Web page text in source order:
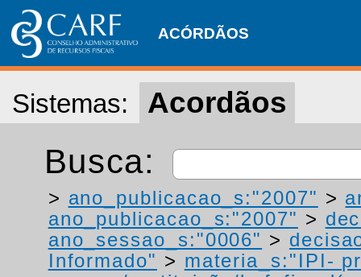
ACÓRDÃOS
Sistemas: Acordãos
Busca:
> ano_publicacao_s:"2007" >
ano_publicacao_s:"2007" >
ano_sessao_s:"0006" >
Informado" > materia_s:"IPI-